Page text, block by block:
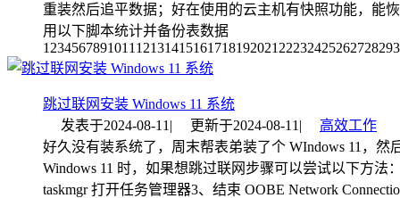
重装然后追平数据；好在使用的云主机有快照功能，能
用以下脚本统计并备份表数据
跳过联网安装 Windows 11 系统
发表于2024-08-11 | 更新于2024-08-11 |
高效工作
好久没有装系统了，周末帮表弟装了个 WIndows 11，
Windows 11 时，如果想跳过联网步骤可以尝试以下方法
taskmgr 打开任务管理器3、结束 OOBE Network